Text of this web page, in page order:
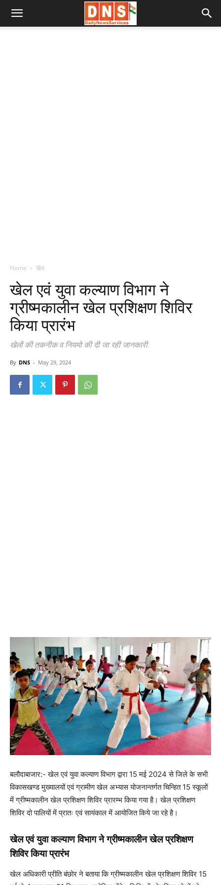
Home खेल
खेल एवं युवा कल्याण विभाग ने
ग्रीष्मकालीन खेल प्रशिक्षण शिविर
किया प्रारंभ
खेलों की तकनीक व नियमो की दी जा रही जानकारी.
By DNS - May 29, 2024
बलौदाबाजार:- खेल एवं युवा कल्याण विभाग द्वारा 15 मई 2024 से जिले के सभी
विकासखण्ड मुख्यालयों एवं ग्रामीण खेल अभ्यास योजनान्तर्गत चिन्हित 15 स्कूलों
में ग्रीष्मकालीन खेल प्रशिक्षण शिविर प्रारम्भ किया गया है। खेल प्रशिक्षण
शिविर दो पालियों में प्रातः एवं सायंकाल में आयोजित किये जा रहे है।
खेल एवं युवा कल्याण विभाग ने ग्रीष्मकालीन खेल प्रशिक्षण
शिविर किया प्रारंभ
खेल अधिकारी प्रीति बंछोर ने बताया कि ग्रीष्मकालीन खेल प्रशिक्षण शिविर 15